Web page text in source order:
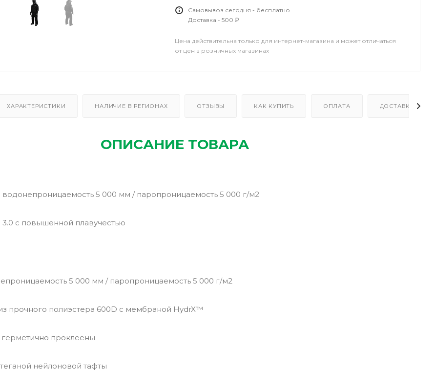
Самовывоз сегодня - бесплатно
Доставка - 500 ₽
Цена действительна только для интернет-магазина и может отличаться
от цен в розничных магазинах
ХАРАКТЕРИСТИКИ НАЛИЧИЕ В РЕГИОНАХ ОТЗЫВЫ КАК КУПИТЬ ОПЛАТА ДОСТАВКА
ОПИСАНИЕ ТОВАРА
5 000 мм / паропроницаемость 5 000 г/м2
3.0 с повышенной плавучестью
5 000 мм / паропроницаемость 5 000 г/м2
прочного полиэстера 600D с мембраной HydrX™
проклеены
нейлоновой тафты